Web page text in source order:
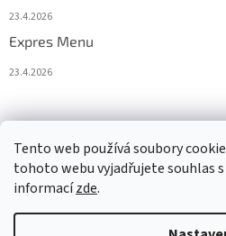
Tento web používá soubory
tohoto webu vyjadřujete souhlas
informacízde.
23.4.2026
Expres Menu
23.4.2026